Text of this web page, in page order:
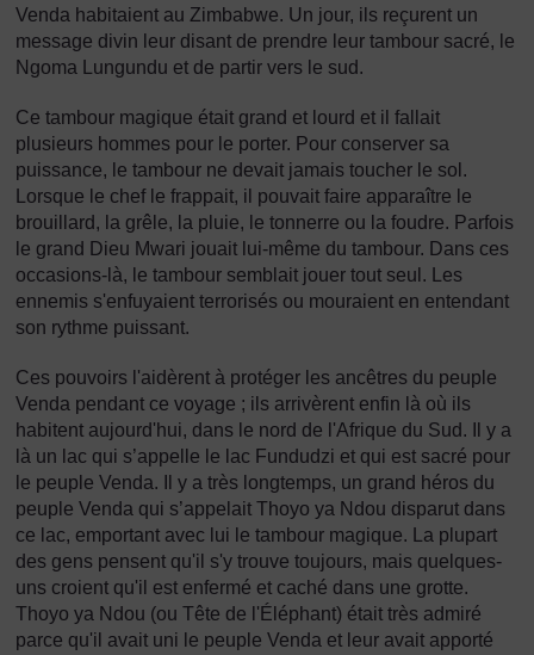
Venda habitaient au Zimbabwe. Un jour, ils reçurent un
message divin leur disant de prendre leur tambour sacré, le
Ngoma Lungundu et de partir vers le sud.
Ce tambour magique était grand et lourd et il fallait
plusieurs hommes pour le porter. Pour conserver sa
puissance, le tambour ne devait jamais toucher le sol.
Lorsque le chef le frappait, il pouvait faire apparaître le
brouillard, la grêle, la pluie, le tonnerre ou la foudre. Parfois
le grand Dieu Mwari jouait lui-même du tambour. Dans ces
occasions-là, le tambour semblait jouer tout seul. Les
ennemis s'enfuyaient terrorisés ou mouraient en entendant
son rythme puissant.
Ces pouvoirs l'aidèrent à protéger les ancêtres du peuple
Venda pendant ce voyage ; ils arrivèrent enfin là où ils
habitent aujourd'hui, dans le nord de l'Afrique du Sud. Il y a
là un lac qui s’appelle le lac Fundudzi et qui est sacré pour
le peuple Venda. Il y a très longtemps, un grand héros du
peuple Venda qui s’appelait Thoyo ya Ndou disparut dans
ce lac, emportant avec lui le tambour magique. La plupart
des gens pensent qu'il s'y trouve toujours, mais quelques-
uns croient qu'il est enfermé et caché dans une grotte.
Thoyo ya Ndou (ou Tête de l'Éléphant) était très admiré
parce qu'il avait uni le peuple Venda et leur avait apporté